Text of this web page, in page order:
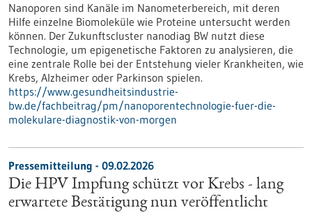
Nanoporen sind Kanäle im Nanometerbereich, mit deren
Hilfe einzelne Biomoleküle wie Proteine untersucht werden
können. Der Zukunftscluster nanodiag BW nutzt diese
Technologie, um epigenetische Faktoren zu analysieren, die
eine zentrale Rolle bei der Entstehung vieler Krankheiten, wie
Krebs, Alzheimer oder Parkinson spielen.
https://www.gesundheitsindustrie-
bw.de/fachbeitrag/pm/nanoporentechnologie-fuer-die-
molekulare-diagnostik-von-morgen
Pressemitteilung - 09.02.2026
Die HPV Impfung schützt vor Krebs - lang
erwartete Bestätigung nun veröffentlicht